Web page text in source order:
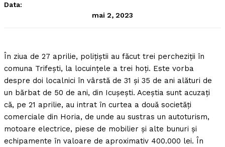
Data:
mai 2, 2023
În ziua de 27 aprilie, poliţiştii au făcut trei percheziţii în
comuna Trifeşti, la locuinţele a trei hoţi. Este vorba
despre doi localnici în vârstă de 31 şi 35 de ani alături de
un bărbat de 50 de ani, din Icuşeşti. Aceştia sunt acuzaţi
că, pe 21 aprilie, au intrat în curtea a două societăţi
comerciale din Horia, de unde au sustras un autoturism,
motoare electrice, piese de mobilier şi alte bunuri şi
echipamente în valoare de aproximativ 400.000 lei. În